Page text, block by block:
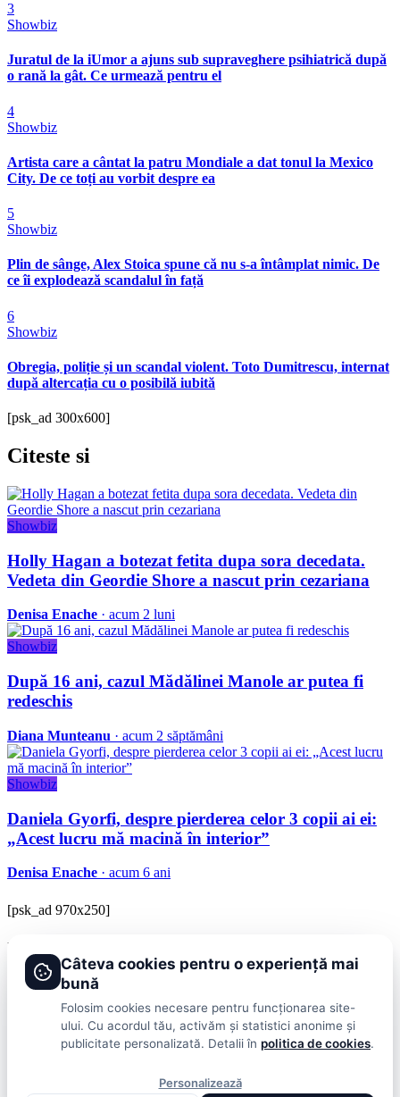
3
Showbiz
Juratul de la iUmor a ajuns sub supraveghere psihiatrică după
o rană la gât. Ce urmează pentru el
4
Showbiz
Artista care a cântat la patru Mondiale a dat tonul la Mexico
City. De ce toți au vorbit despre ea
5
Showbiz
Plin de sânge, Alex Stoica spune că nu s-a întâmplat nimic. De
ce îi explodează scandalul în față
6
Showbiz
Obregia, poliție și un scandal violent. Toto Dumitrescu, internat
după altercația cu o posibilă iubită
[psk_ad 300x600]
Citeste si
Showbiz
Holly Hagan a botezat fetita dupa sora decedata.
Vedeta din Geordie Shore a nascut prin cezariana
Denisa Enache · acum 2 luni
Showbiz
După 16 ani, cazul Mădălinei Manole ar putea fi
redeschis
Diana Munteanu · acum 2 săptămâni
Showbiz
Daniela Gyorfi, despre pierderea celor 3 copii ai ei:
„Acest lucru mă macină în interior”
Denisa Enache · acum 6 ani
[psk_ad 970x250]
BRAVOnet
Showbiz, vedete si tot ce misca in lumea mondena
ShowbizPublicitateLifestyleHealth & BeautyCasa si Gradina
Câteva cookies pentru o experiență mai
bună
Folosim cookies necesare pentru funcționarea site-
ului. Cu acordul tău, activăm și statistici anonime și
publicitate personalizată. Detalii în politica de cookies.
Personalizează